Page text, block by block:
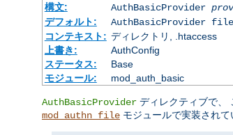
構文:
AuthBasicProvider
デフォルト:
AuthBasicProvider file
コンテキスト: ディレクトリ, .htaccess
上書き:
AuthConfig
ステータス:
Base
モジュール:
mod_auth_basic
AuthBasicProvider ディレクティブで、
mod_authn_file モジュールで実装され